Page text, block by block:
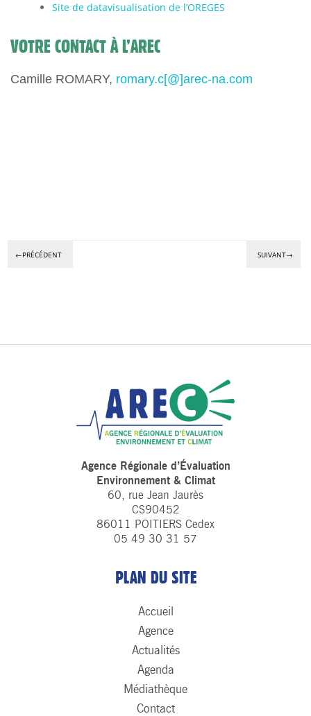
Site de datavisualisation de l’OREGES
VOTRE CONTACT À L’AREC
Camille ROMARY, romary.c[@]arec-na.com
←PRÉCÉDENT SUIVANT→
Agence Régionale d’Évaluation
Environnement & Climat
60, rue Jean Jaurès
CS90452
86011 POITIERS Cedex
05 49 30 31 57
PLAN DU SITE
Accueil
Agence
Actualités
Agenda
Médiathèque
Contact